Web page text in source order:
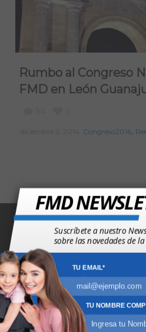
Rumbo al Congreso
FMD en León
Congreso2016,
FEDERACIÓN MEXICANA DE
(55) 5511 4200
Pomona #15, Colonia
FMD
Suscríbete a nuestro
sobre las novedades de la
TU EMAIL*
TU NOMBRE